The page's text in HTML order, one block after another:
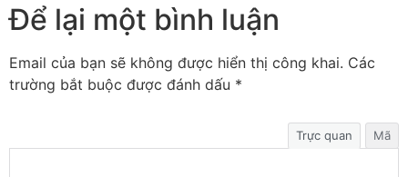
Để lại một bình luận
Email của bạn sẽ không được hiển thị công khai. Các
trường bắt buộc được đánh dấu *
Trực quan Mã